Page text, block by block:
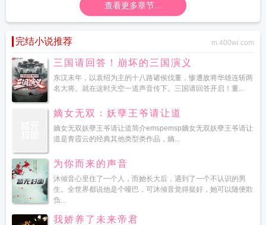
查看更多章节...
完结小说推荐 m.400wi.com
三国请回答！崩坏的三国演义
东汉末年，以袁绍为主的十八路诸侯伐董，惨遭敌将华雄连斩两
名大将。就在这时天空一道声音传下。三国请回答开启！董...
嫡女无双：妖孽王爷请让道
嫡女无双妖孽王爷请让道简介emspemsp嫡女无双妖孽王爷请让
道是青霞云的经典其他类型类作品，嫡...
为你而来的声音
沐倾音心里住了一个人，而她长大后，遇到了一个不认识的男
生。全世界都说他是个哑巴，可沐倾音觉得挺好，她可以随便欺
负...
我娇养了未来帝君